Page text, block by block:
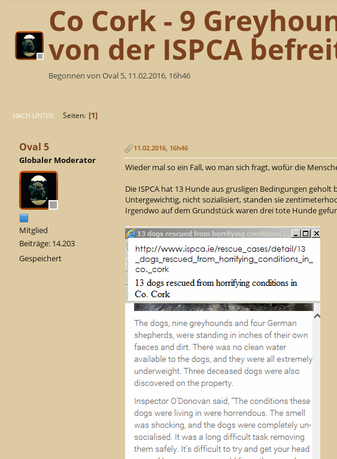
Co Cork - 9
von der ISPCA
Begonnen von Oval 5, 11.02.2016, 16h46
NACH UNTEN Seiten 1
Oval 5
Globaler Moderator
Mitglied
Beiträge: 14.203
Gespeichert
11.02.2016, 16h46
Wieder mal so ein Fall, wo man sich fragt, wofür die
Die ISPCA hat 13 Hunde aus grusligen Bedingungen geholt
Untergewichtig, nicht sozialisiert, standen sie
Irgendwo auf dem Grundstück waren drei tote Hunde